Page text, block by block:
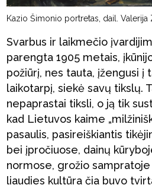
Kazio Šimonio portretas, dail. Valerija
Svarbus ir laikmečio
parengta 1905 metais,
požiūrį, nes tauta, įžengusi į
laikotarpį, siekė savų tikslų.
nepaprastai tiksli, o ją tik
kad Lietuvos kaime
pasaulis, pasireiškiantis
bei įpročiuose, dainų
normose, grožio sampratoje
liaudies kultūra čia buvo